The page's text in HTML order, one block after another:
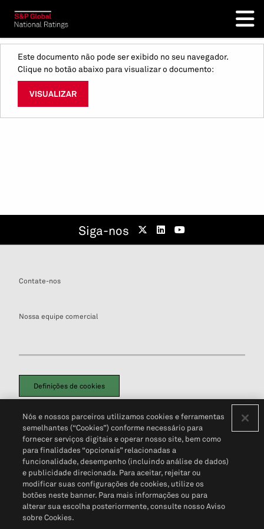
Este documento não pode ser exibido no seu navegador.
Clique no botão abaixo para visualizar o documento:
VISUALIZAR
Siga-nos
Contate-nos
Nossa equipe comercial
Definições de cookies
Política de PrivacidadePortal de privacidade do cliente (em inglês)
Não Venda Minhas Informações Pessoais© 2026 S&P Global
Nós e nossos parceiros utilizamos cookies e ferramentas
semelhantes (“Cookies”) conforme necessário para
fornecer serviços digitais e operar nosso site, bem como
para finalidades “opcionais” relacionadas a
funcionalidade, desempenho (incluindo análise de dados)
e publicidade direcionada. Para aceitar, rejeitar ou
modificar suas configurações de cookies, utilize os
botões neste banner. Para mais informações ou para
alterar sua escolha posteriormente, consulte nosso Aviso
sobre Cookies.